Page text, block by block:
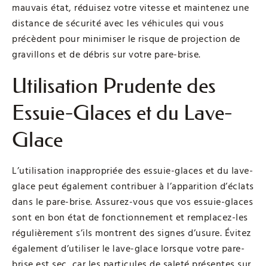
mauvais état, réduisez votre vitesse et maintenez une
distance de sécurité avec les véhicules qui vous
précèdent pour minimiser le risque de projection de
gravillons et de débris sur votre pare-brise.
Utilisation Prudente des
Essuie-Glaces et du Lave-
Glace
L’utilisation inappropriée des essuie-glaces et du lave-
glace peut également contribuer à l’apparition d’éclats
dans le pare-brise. Assurez-vous que vos essuie-glaces
sont en bon état de fonctionnement et remplacez-les
régulièrement s’ils montrent des signes d’usure. Évitez
également d’utiliser le lave-glace lorsque votre pare-